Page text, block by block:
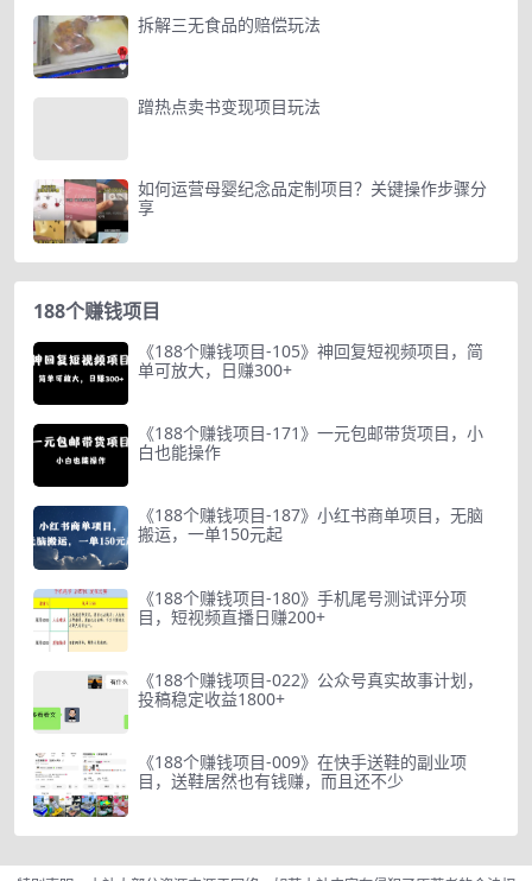
拆解三无食品的赔偿玩法
蹭热点卖书变现项目玩法
如何运营母婴纪念品定制项目？关键操作步骤分
享
188个赚钱项目
《188个赚钱项目-105》神回复短视频项目，简
单可放大，日赚300+
《188个赚钱项目-171》一元包邮带货项目，小
白也能操作
《188个赚钱项目-187》小红书商单项目，无脑
搬运，一单150元起
《188个赚钱项目-180》手机尾号测试评分项
目，短视频直播日赚200+
《188个赚钱项目-022》公众号真实故事计划，
投稿稳定收益1800+
《188个赚钱项目-009》在快手送鞋的副业项
目，送鞋居然也有钱赚，而且还不少